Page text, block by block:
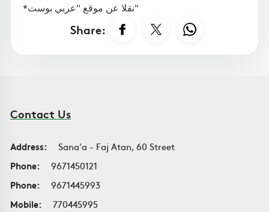
*نقلا عن موقع "عربي بوست"
Share:
Contact Us
Address:
Sana'a - Faj Atan, 60 Street
Phone:
9671450121
Phone:
9671445993
Mobile:
770445995